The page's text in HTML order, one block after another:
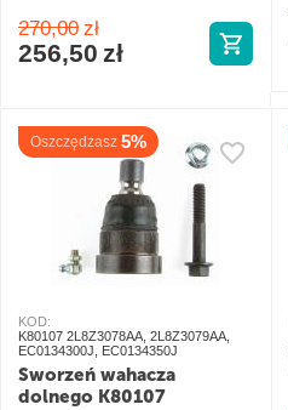
270,00 zł
256,50 zł
Oszczędzasz 5%
KOD:
K80107 2L8Z3078AA, 2L8Z3079AA,
EC0134300J, EC0134350J
Sworzeń wahacza
dolnego K80107